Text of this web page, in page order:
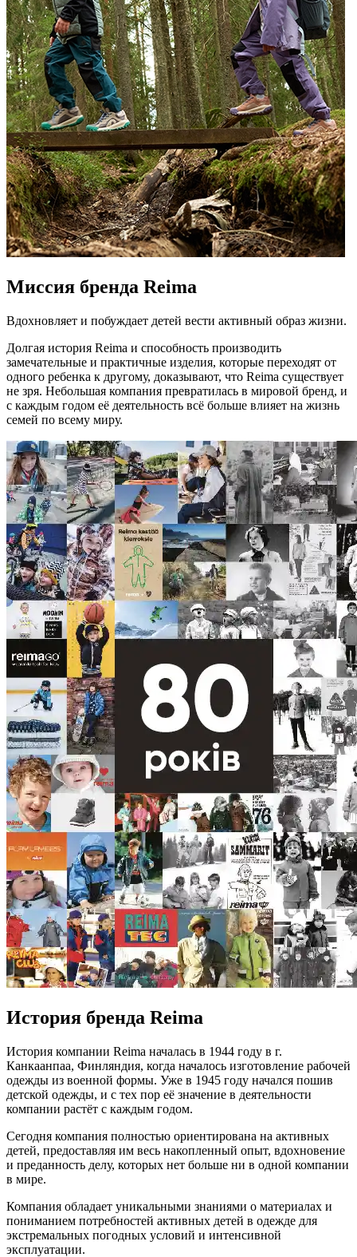
Миссия бренда Reima
Вдохновляет и побуждает детей вести активный образ жизни.
Долгая история Reima и способность производить
замечательные и практичные изделия, которые переходят от
одного ребенка к другому, доказывают, что Reima существует
не зря. Небольшая компания превратилась в мировой бренд, и
с каждым годом её деятельность всё больше влияет на жизнь
семей по всему миру.
История бренда Reima
История компании Reima началась в 1944 году в г.
Канкаанпаа, Финляндия, когда началось изготовление рабочей
одежды из военной формы. Уже в 1945 году начался пошив
детской одежды, и с тех пор её значение в деятельности
компании растёт с каждым годом.
Сегодня компания полностью ориентирована на активных
детей, предоставляя им весь накопленный опыт, вдохновение
и преданность делу, которых нет больше ни в одной компании
в мире.
Компания обладает уникальными знаниями о материалах и
пониманием потребностей активных детей в одежде для
экстремальных погодных условий и интенсивной
эксплуатации.